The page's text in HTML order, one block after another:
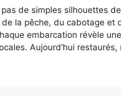
de simples silhouettes
la pêche, du cabotage et
embarcation révèle
Aujourd’hui restaurés,